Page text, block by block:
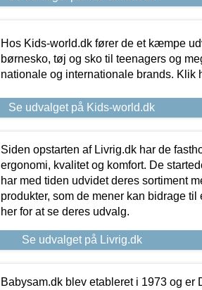
Hos Kids-world.dk fører de et kæmpe
børnesko, tøj og sko til teenagers og
nationale og internationale brands. Klik
Se udvalget på Kids-world.dk
Siden opstarten af Livrig.dk har de
ergonomi, kvalitet og komfort. De
har med tiden udvidet deres sortiment
produkter, som de mener kan bidrage til
her for at se deres udvalg.
Se udvalget på Livrig.dk
Babysam.dk blev etableret i 1973 og er